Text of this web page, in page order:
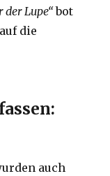
Lupe“bot
die
auch